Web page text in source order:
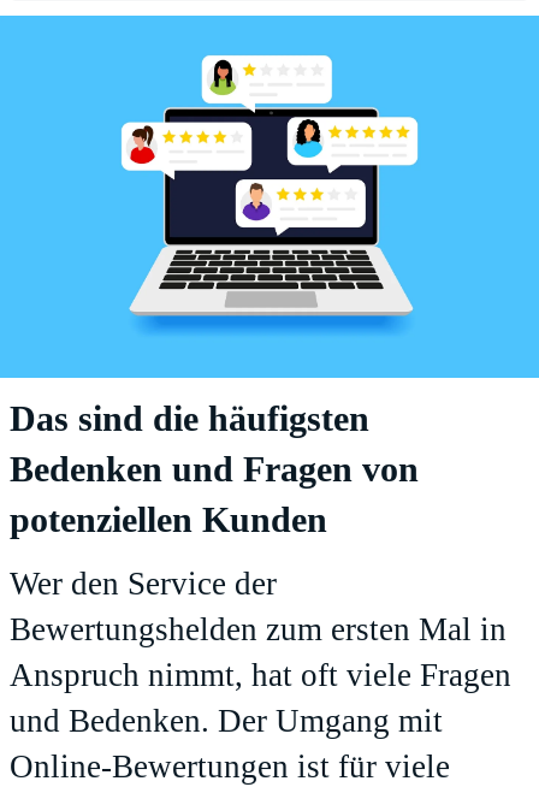
Das sind die häufigsten
Bedenken und Fragen von
potenziellen Kunden
Wer den Service der
Bewertungshelden zum ersten Mal in
Anspruch nimmt, hat oft viele Fragen
und Bedenken. Der Umgang mit
Online-Bewertungen ist für viele